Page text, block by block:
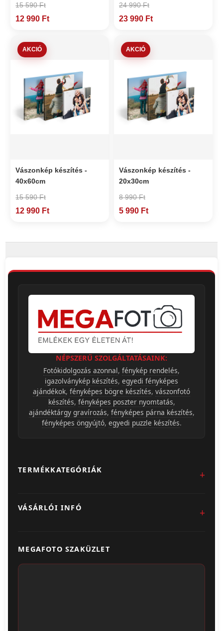
15 590 Ft
12 990 Ft
24 990 Ft
23 990 Ft
AKCIÓ
Vászonkép készítés -
40x60cm
15 590 Ft
12 990 Ft
AKCIÓ
Vászonkép készítés -
20x30cm
8 990 Ft
5 990 Ft
NÉPSZERŰ SZOLGÁLTATÁSAINK:
Fotókidolgozás azonnal, fénykép rendelés,
igazolványkép készítés, egyedi fényképes
ajándékok, fényképes bögre készítés, vászonfotó
készítés, fényképes poszter nyomtatás,
ajándéktárgy gravírozás, fényképes párna készítés,
fényképes öngyújtó, egyedi puzzle készítés.
TERMÉKKATEGÓRIÁK
Fotókidolgozás
Poszter & Falikép
Fotónaptár
VÁSÁRLÓI INFÓ
Szállítás & Fizetés
MEGAFOTO SZAKÜZLET